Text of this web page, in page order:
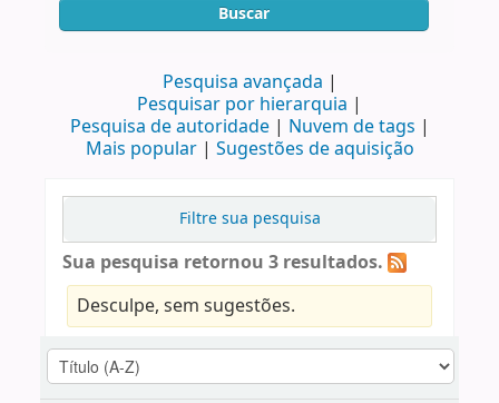
Buscar
Pesquisa avançada
Pesquisar por hierarquia
Pesquisa de autoridade
Nuvem de tags
Mais popular
Sugestões de aquisição
Filtre sua pesquisa
Sua pesquisa retornou 3 resultados.
Desculpe, sem sugestões.